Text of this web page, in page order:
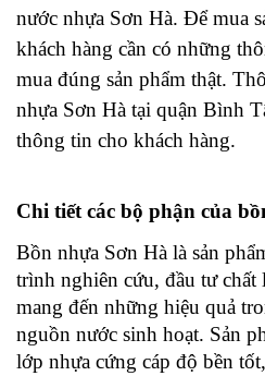
nước nhựa Sơn Hà. Để mua
khách hàng cần có những
mua đúng sản phẩm thật.
nhựa Sơn Hà tại quận Bình
thông tin cho khách hàng.
Chi tiết các bộ phận của
Bồn nhựa Sơn Hà là sản
trình nghiên cứu, đầu tư chất
mang đến những hiệu quả
nguồn nước sinh hoạt. Sản
lớp nhựa cứng cáp độ bền